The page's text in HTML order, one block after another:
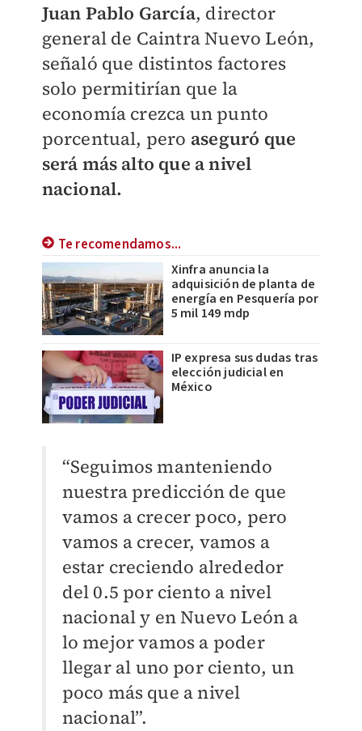
Juan Pablo García, director
general de Caintra Nuevo León,
señaló que distintos factores
solo permitirían que la
economía crezca un punto
porcentual, pero aseguró que
será más alto que a nivel
nacional.
Te recomendamos...
Xinfra anuncia la
adquisición de planta de
energía en Pesquería por
5 mil 149 mdp
IP expresa sus dudas tras
elección judicial en
México
“Seguimos manteniendo
nuestra predicción de que
vamos a crecer poco, pero
vamos a crecer, vamos a
estar creciendo alrededor
del 0.5 por ciento a nivel
nacional y en Nuevo León a
lo mejor vamos a poder
llegar al uno por ciento, un
poco más que a nivel
nacional”.